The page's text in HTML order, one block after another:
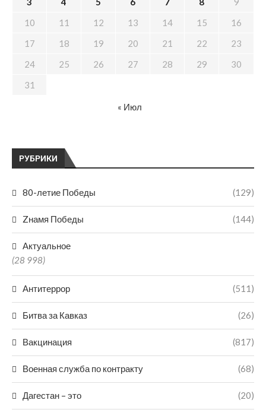
РУБРИКИ
80-летие Победы (129)
Zнамя Победы (144)
Актуальное
(28 998)
Антитеррор (511)
Битва за Кавказ (26)
Вакцинация (817)
Военная служба по контракту (68)
Дагестан – это (20)
10
11 12 13 14 15
16
17
18 19 20 21 22
23
24
25 26 27 28 29
30
31
« Июл